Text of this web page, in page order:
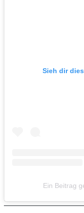
Sieh dir
Ein Beitrag